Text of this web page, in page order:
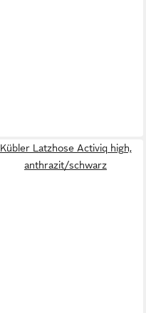
Kübler Latzhose Activiq high,
anthrazit/schwarz